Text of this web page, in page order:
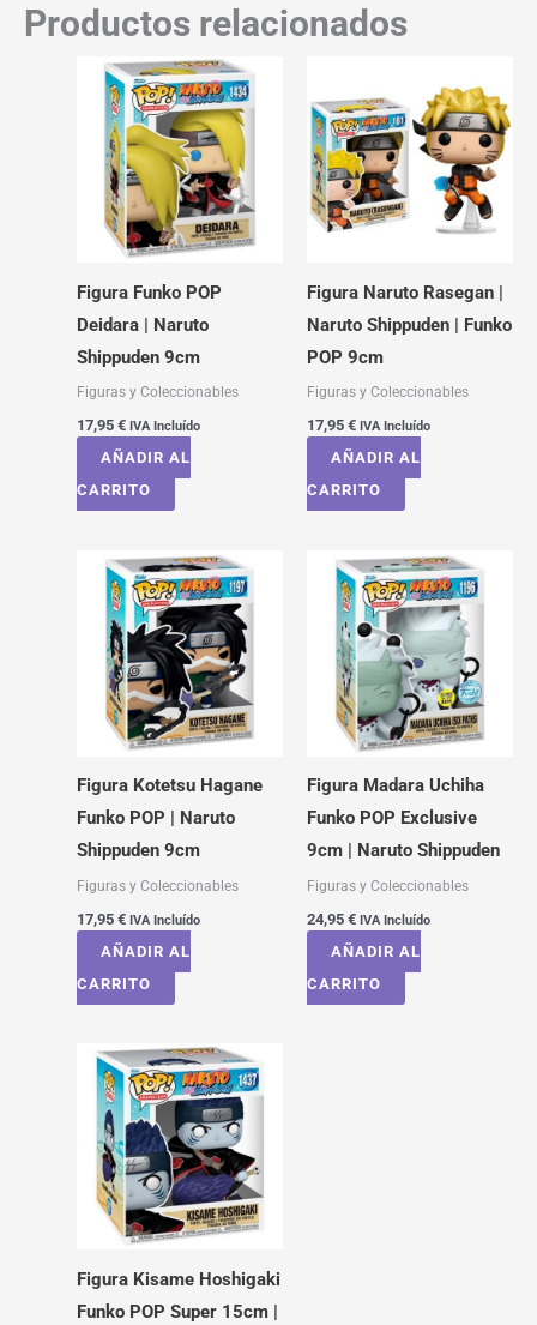
Productos relacionados
Figura Funko POP
Deidara | Naruto
Shippuden 9cm
Figuras y Coleccionables
17,95 € IVA Incluído
AÑADIR AL
CARRITO
Figura Naruto Rasegan |
Naruto Shippuden | Funko
POP 9cm
Figuras y Coleccionables
17,95 € IVA Incluído
AÑADIR AL
CARRITO
Figura Kotetsu Hagane
Funko POP | Naruto
Shippuden 9cm
Figuras y Coleccionables
17,95 € IVA Incluído
AÑADIR AL
CARRITO
Figura Madara Uchiha
Funko POP Exclusive
9cm | Naruto Shippuden
Figuras y Coleccionables
24,95 € IVA Incluído
AÑADIR AL
CARRITO
Figura Kisame Hoshigaki
Funko POP Super 15cm |